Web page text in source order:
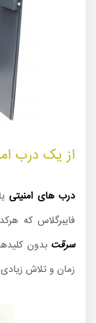
از یک درب
درب های امنیتی
فایبرگلاس که
سرقت بدون
زمان و تلاش زیادی